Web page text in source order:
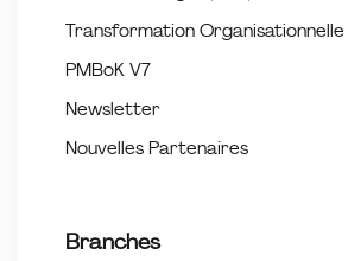
Transformation Organisationnelle
PMBoK V7
Newsletter
Nouvelles Partenaires
Branches